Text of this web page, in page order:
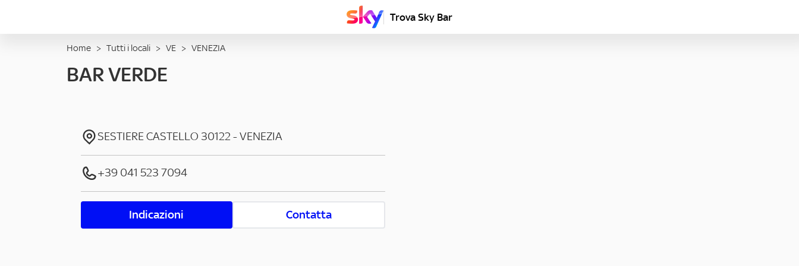
Trova Sky Bar
Home > Tutti i locali > VE > VENEZIA
BAR VERDE
SESTIERE CASTELLO 30122-VENEZIA
+39 041 523 7094
Indicazioni Contatta